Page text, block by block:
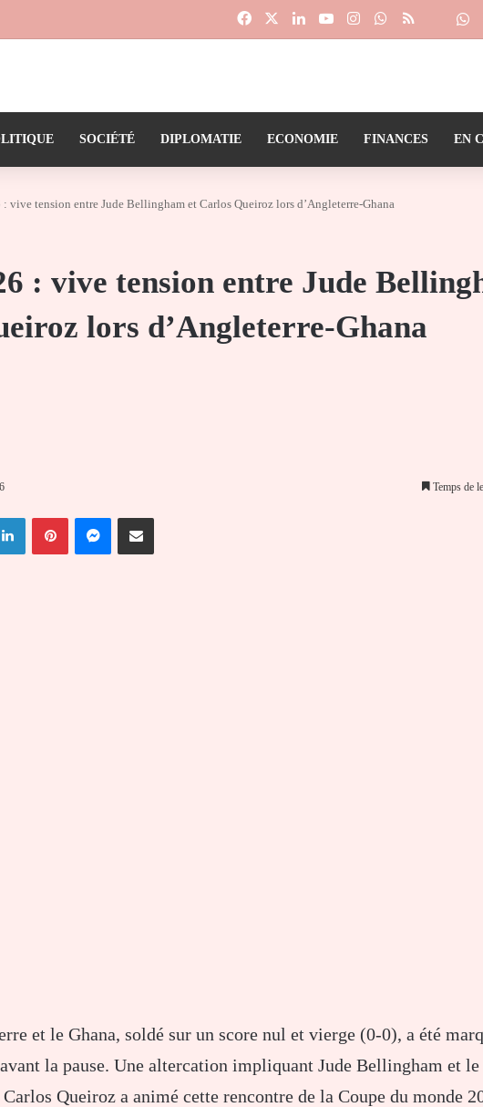
FacebookLinkedinYouTubeInstagramWhatsApp
RSS
SOCIÉTÉ DIPLOMATIE ECONOMIE FINANCES EN
vive tension entre Jude Bellingham et Carlos Queiroz lors d’Angleterre-Ghana
: vive tension entre Jude
lors d’Angleterre-Ghana
Temps de
LinkedinPinterestMessengerPartager par email
et le Ghana, soldé sur un score nul et vierge (0-0), a été
la pause. Une altercation impliquant Jude Bellingham et le
Queiroz a animé cette rencontre de la Coupe du monde